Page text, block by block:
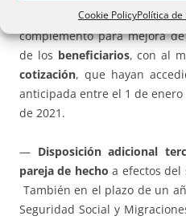
Cookie PolicyPolítica
que en el plazo de un año
complemento para mejora
de los beneficiarios, con al
cotización, que hayan
anticipada entre el 1 de
de 2021.
— Disposición adicional
pareja de hecho a efectos del
También en el plazo de un
Seguridad Social y